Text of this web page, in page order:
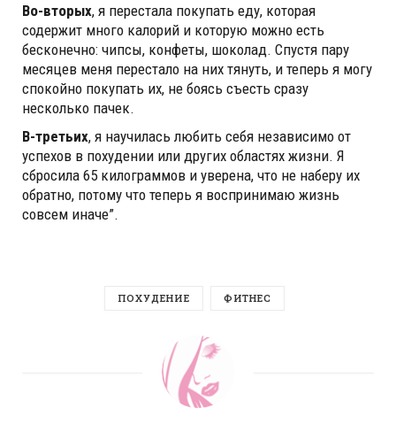
Во-вторых, я перестала покупать еду, которая
содержит много калорий и которую можно есть
бесконечно: чипсы, конфеты, шоколад. Спустя пару
месяцев меня перестало на них тянуть, и теперь я могу
спокойно покупать их, не боясь съесть сразу
несколько пачек.
В-третьих, я научилась любить себя независимо от
успехов в похудении или других областях жизни. Я
сбросила 65 килограммов и уверена, что не наберу их
обратно, потому что теперь я воспринимаю жизнь
совсем иначе”.
ПОХУДЕНИЕ ФИТНЕС